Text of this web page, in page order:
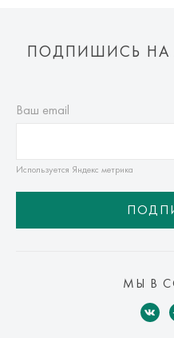
ПОДПИШИСЬ НА
Ваш email
Используется Яндекс метрика
МЫ В